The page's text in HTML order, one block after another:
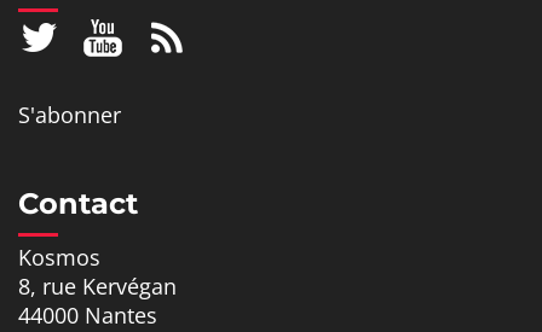
S'abonner
Contact
Kosmos
8, rue Kervégan
44000 Nantes